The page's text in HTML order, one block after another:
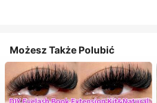
Możesz Także Polubić